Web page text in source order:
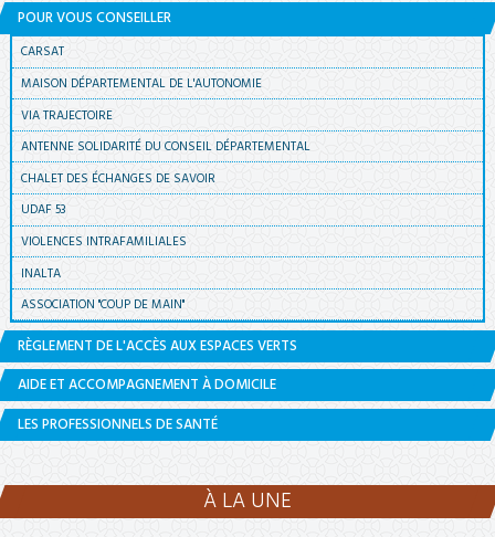
POUR VOUS CONSEILLER
CARSAT
MAISON DÉPARTEMENTAL DE L'AUTONOMIE
VIA TRAJECTOIRE
ANTENNE SOLIDARITÉ DU CONSEIL DÉPARTEMENTAL
CHALET DES ÉCHANGES DE SAVOIR
UDAF 53
VIOLENCES INTRAFAMILIALES
INALTA
ASSOCIATION "COUP DE MAIN"
RÈGLEMENT DE L'ACCÈS AUX ESPACES VERTS
AIDE ET ACCOMPAGNEMENT À DOMICILE
LES PROFESSIONNELS DE SANTÉ
À LA UNE